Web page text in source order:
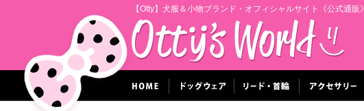
【Otty】犬服＆小物ブランド・オフィシャルサイト《公式通販》